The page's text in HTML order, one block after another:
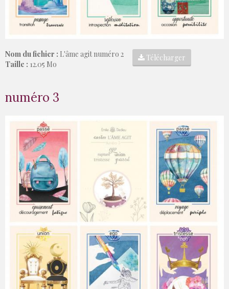
Nom du fichier : L'âme agit numéro 2
Taille : 12.05 Mo
Télécharger
numéro 3